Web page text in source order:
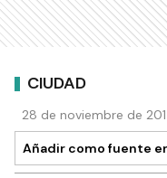
CIUDAD
28 de noviembre de
Añadir como fuente